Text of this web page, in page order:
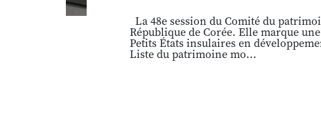
La 48e session du Comité du
République de Corée. Elle marque
Petits États insulaires en
Liste du patrimoine mo...